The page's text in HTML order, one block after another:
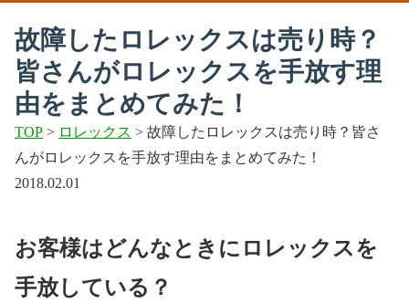
故障したロレックスは売り時？
皆さんがロレックスを手放す理
由をまとめてみた！
TOP > ロレックス > 故障したロレックスは売り時？皆さ
んがロレックスを手放す理由をまとめてみた！
2018.02.01
お客様はどんなときにロレックスを
手放している？